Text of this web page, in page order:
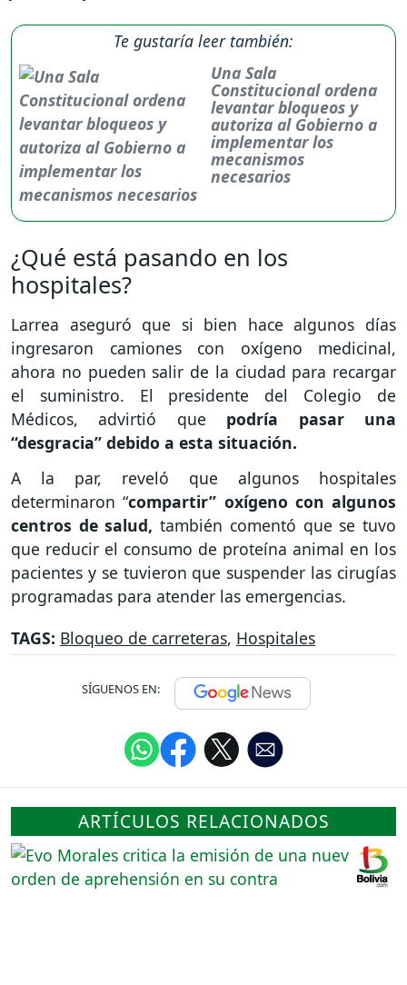
Te gustaría leer también:
Una Sala
Constitucional ordena
levantar bloqueos y
autoriza al Gobierno a
implementar los
mecanismos
necesarios
¿Qué está pasando en los
hospitales?
Larrea aseguró que si bien hace algunos días
ingresaron camiones con oxígeno medicinal,
ahora no pueden salir de la ciudad para recargar
el suministro. El presidente del Colegio de
Médicos, advirtió que podría pasar una
“desgracia” debido a esta situación.
A la par, reveló que algunos hospitales
determinaron “compartir” oxígeno con algunos
centros de salud, también comentó que se tuvo
que reducir el consumo de proteína animal en los
pacientes y se tuvieron que suspender las cirugías
programadas para atender las emergencias.
TAGS: Bloqueo de carreteras, Hospitales
SÍGUENOS EN:
ARTÍCULOS RELACIONADOS